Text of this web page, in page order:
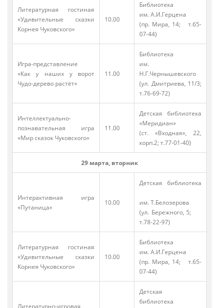
Литературная гостиная
«Удивительные сказки
Корнея Чуковского»
10.00
Библиотека
им. А.И.Герцена
(пр. Мира, 14; т.65-
07-44)
Игра-представление
«Как у наших у ворот
Чудо-дерево растёт»
11.00
Библиотека
им.
Н.Г.Чернышевского
(ул. Дмитриева, 11/3;
т.76-69-72)
Интеллектуально-
познавательная игра
«Мир сказок Чуковского»
11.00
Детская библиотека
«Меридиан»
(ст. «Входная», 22,
корп.2; т.77-01-40)
29 марта, вторник
Интерактивная игра
«Путаница»
10.00
Детская библиотека
им. Т.Белозерова
(ул. Бережного, 5;
т.78-22-97)
Литературная гостиная
«Удивительные сказки
Корнея Чуковского»
10.00
Библиотека
им. А.И.Герцена
(пр. Мира, 14; т.65-
07-44)
Литературно-игровая
Детская
библиотека